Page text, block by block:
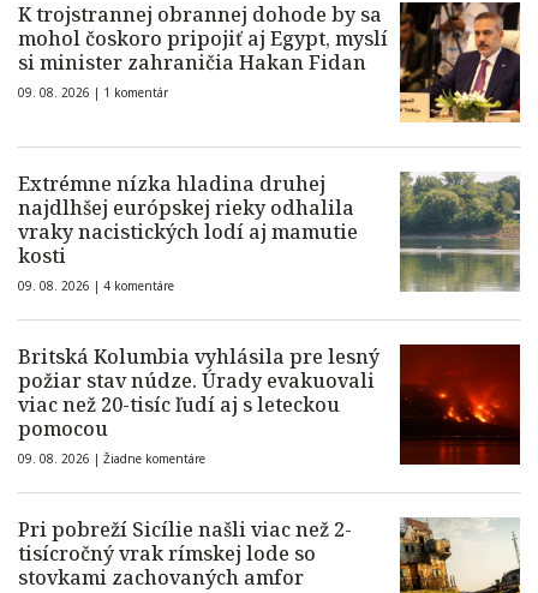
K trojstrannej obrannej dohode by sa
mohol čoskoro pripojiť aj Egypt, myslí
si minister zahraničia Hakan Fidan
09. 08. 2026 | 1 komentár
Extrémne nízka hladina druhej
najdlhšej európskej rieky odhalila
vraky nacistických lodí aj mamutie
kosti
09. 08. 2026 | 4 komentáre
Britská Kolumbia vyhlásila pre lesný
požiar stav núdze. Úrady evakuovali
viac než 20-tisíc ľudí aj s leteckou
pomocou
09. 08. 2026 | Žiadne komentáre
Pri pobreží Sicílie našli viac než 2-
tisícročný vrak rímskej lode so
stovkami zachovaných amfor